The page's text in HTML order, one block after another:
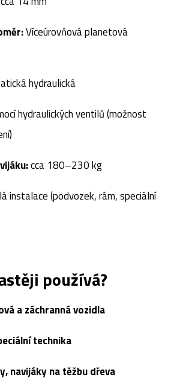
Víceúrovňová planetová
hydraulická
hydraulických ventilů (možnost
cca 180–230 kg
instalace (podvozek, rám, speciální
používá?
a záchranná vozidla
technika
navijáky na těžbu dřeva